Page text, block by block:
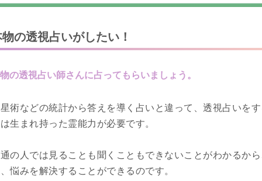
の透視占いがしたい！
の透視占い師さんに占ってもらいましょう。
術などの統計から答えを導く占いと違って、透視占いをす
生まれ持った霊能力が必要です。
の人では見ることも聞くこともできないことがわかるから
悩みを解決することができるのです。